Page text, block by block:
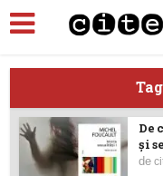
De
și
de